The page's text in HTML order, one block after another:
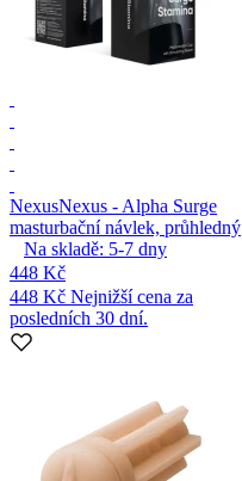
NexusNexus - Alpha Surge
masturbační návlek, průhledný
Na skladě: 5-7 dny
448 Kč
448 Kč Nejnižší cena za
posledních 30 dní.